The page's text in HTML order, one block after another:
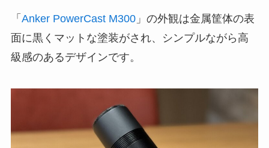
「 Anker PowerCast M300」の外観は金属筐体の表
面に黒くマットな塗装がされ、シンプルながら高
級感のあるデザインです。